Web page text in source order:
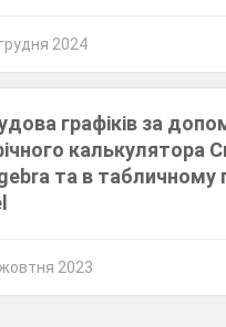
2024
графіків за
калькулятора
та в табличному
2023